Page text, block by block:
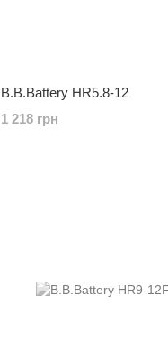
B.B.Battery HR5.8-12
1 218 грн